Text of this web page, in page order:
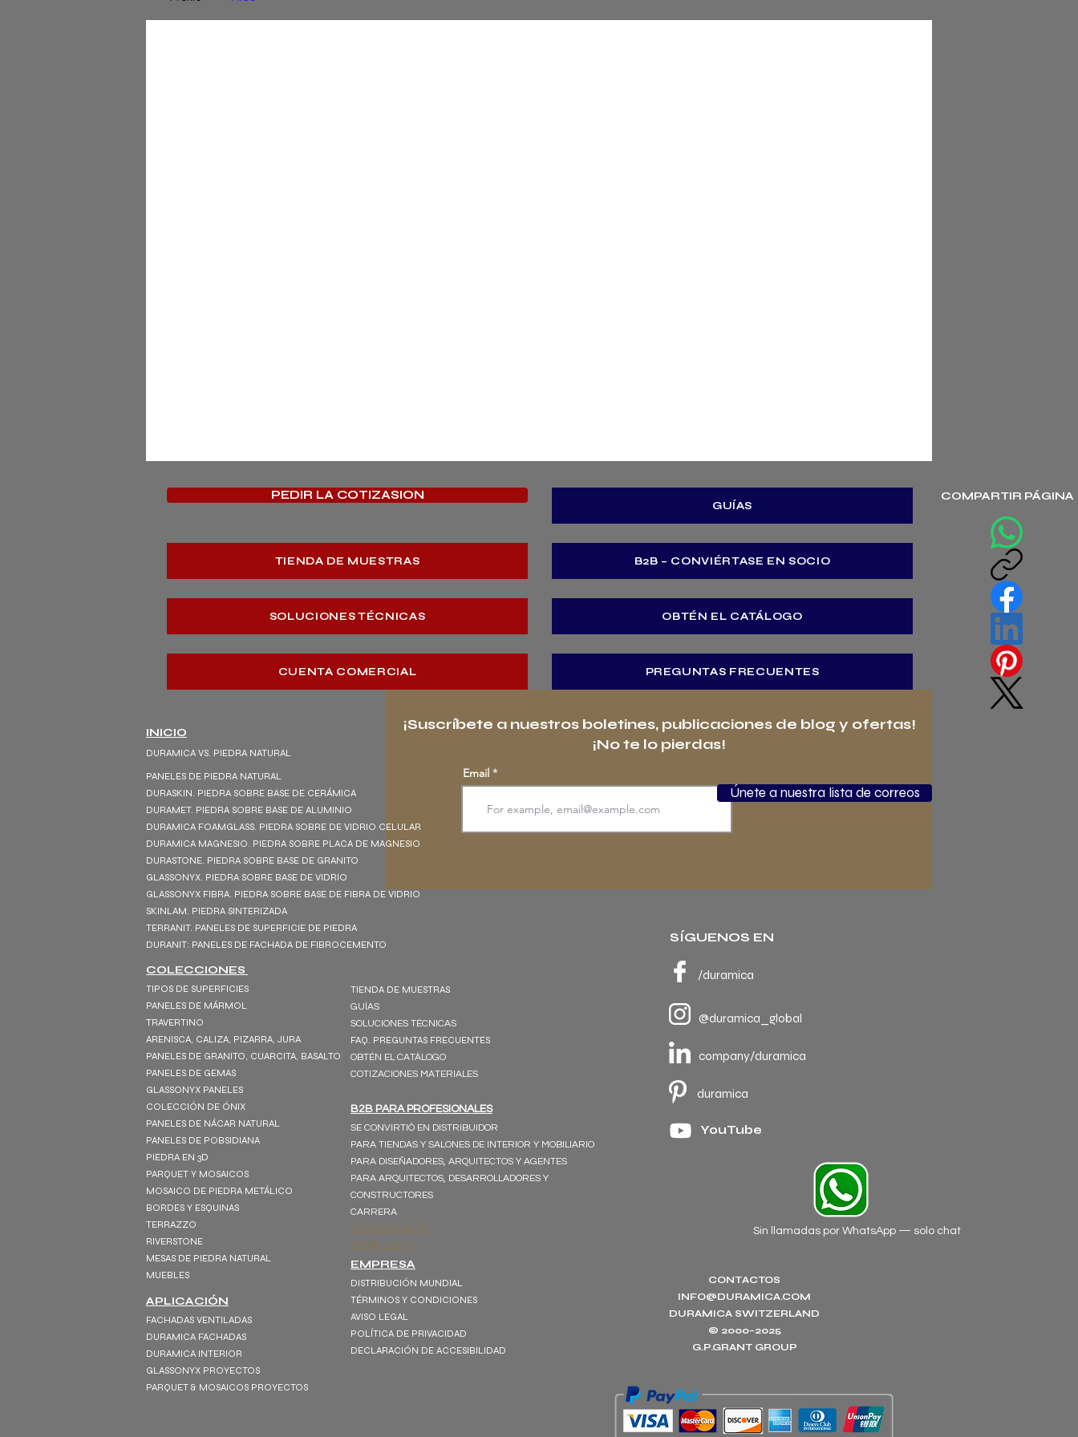
PEDIR LA COTIZASION
TIENDA DE MUESTRAS
SOLUCIONES TÉCNICAS
CUENTA COMERCIAL
GUÍAS
PREGUNTAS FRECUENTES
OBTÉN EL CATÁLOGO
B2B – CONVIÉRTASE EN SOCIO
COMPARTIR PÁGINA
¡Suscríbete a nuestros boletines, publicaciones de blog y ofertas!
¡No te lo pierdas!
Email
Únete a nuestra lista de correos
INICIO
DURAMICA VS. PIEDRA NATURAL
PANELES DE PIEDRA NATURAL
DURASKIN. PIEDRA SOBRE BASE DE CERÁMICA
DURAMET. PIEDRA SOBRE BASE DE ALUMINIO
DURAMICA FOAMGLASS. PIEDRA SOBRE DE VIDRIO CELULAR
DURAMICA MAGNESIO. PIEDRA SOBRE PLACA DE MAGNESIO
DURASTONE. PIEDRA SOBRE BASE DE GRANITO
GLASSONYX. PIEDRA SOBRE BASE DE VIDRIO
GLASSONYX FIBRA. PIEDRA SOBRE BASE DE FIBRA DE VIDRIO
SKINLAM. PIEDRA SINTERIZADA
TERRANIT. PANELES DE SUPERFICIE DE PIEDRA
DURANIT: PANELES DE FACHADA DE FIBROCEMENTO
COLECCIONES
TIPOS DE SUPERFICIES
PANELES DE MÁRMOL
TRAVERTINO
ARENISCA, CALIZA, PIZARRA, JURA
PANELES DE GRANITO, CUARCITA, BASALTO
PANELES DE GEMAS
GLASSONYX PANELES
COLECCIÓN DE ÓNIX
PANELES DE NÁCAR NATURAL
PANELES DE POBSIDIANA
PIEDRA EN 3D
PARQUET Y MOSAICOS
MOSAICO DE PIEDRA METÁLICO
BORDES Y ESQUINAS
TERRAZZO
RIVERSTONE
MESAS DE PIEDRA NATURAL
MUEBLES
APLICACIÓN
FACHADAS VENTILADAS
DURAMICA FACHADAS
DURAMICA INTERIOR
GLASSONYX PROYECTOS
PARQUET & MOSAICOS PROYECTOS
TIENDA DE MUESTRAS
GUÍAS
SOLUCIONES TÉCNICAS
FAQ. PREGUNTAS FRECUENTES
OBTÉN EL CATÁLOGO
COTIZACIONES MATERIALES
B2B PARA PROFESIONALES
SE CONVIRTIÓ EN DISTRIBUIDOR
PARA TIENDAS Y SALONES DE INTERIOR Y MOBILIARIO
PARA DISEÑADORES, ARQUITECTOS Y AGENTES
PARA ARQUITECTOS, DESARROLLADORES Y
CONSTRUCTORES
CARRERA
SWISS PROJECTS
DOWNLOADS
EMPRESA
DISTRIBUCIÓN MUNDIAL
TÉRMINOS Y CONDICIONES
AVISO LEGAL
POLÍTICA DE PRIVACIDAD
DECLARACIÓN DE ACCESIBILIDAD
SÍGUENOS EN
/duramica
@duramica_global
company/duramica
duramica
YouTube
CONTACTOS
INFO@DURAMICA.COM
DURAMICA SWITZERLAND
© 2000–2025
G.P.GRANT GROUP
Sin llamadas por WhatsApp — solo chat